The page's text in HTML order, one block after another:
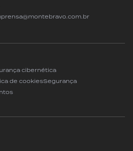
cibernética
de cookiesSegurança